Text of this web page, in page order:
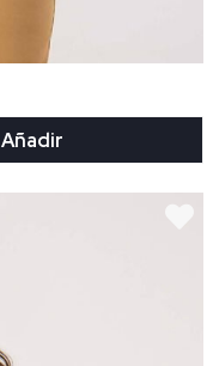
Añadir